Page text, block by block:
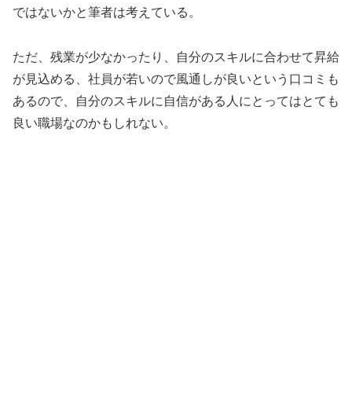
ではないかと筆者は考えている。
ただ、残業が少なかったり、自分のスキルに合わせて昇給
が見込める、社員が若いので風通しが良いという口コミも
あるので、自分のスキルに自信がある人にとってはとても
良い職場なのかもしれない。